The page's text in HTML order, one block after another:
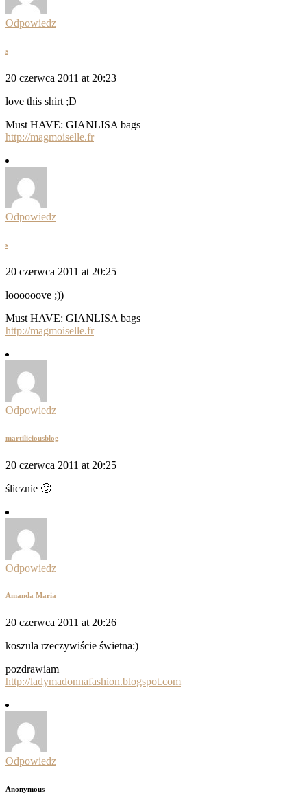
Odpowiedz
s
20 czerwca 2011 at 20:23
love this shirt ;D
Must HAVE: GIANLISA bags
http://magmoiselle.fr
Odpowiedz
s
20 czerwca 2011 at 20:25
loooooove ;))
Must HAVE: GIANLISA bags
http://magmoiselle.fr
Odpowiedz
martiliciousblog
20 czerwca 2011 at 20:25
ślicznie 🙂
Odpowiedz
Amanda Maria
20 czerwca 2011 at 20:26
koszula rzeczywiście świetna:)
pozdrawiam
http://ladymadonnafashion.blogspot.com
Odpowiedz
Anonymous